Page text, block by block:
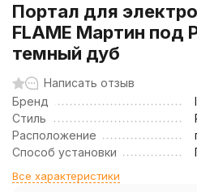
Портал для
FLAME Мартин под
темный дуб
Написать отзыв
Бренд
Стиль
Расположение
Способ установки
Все характеристики